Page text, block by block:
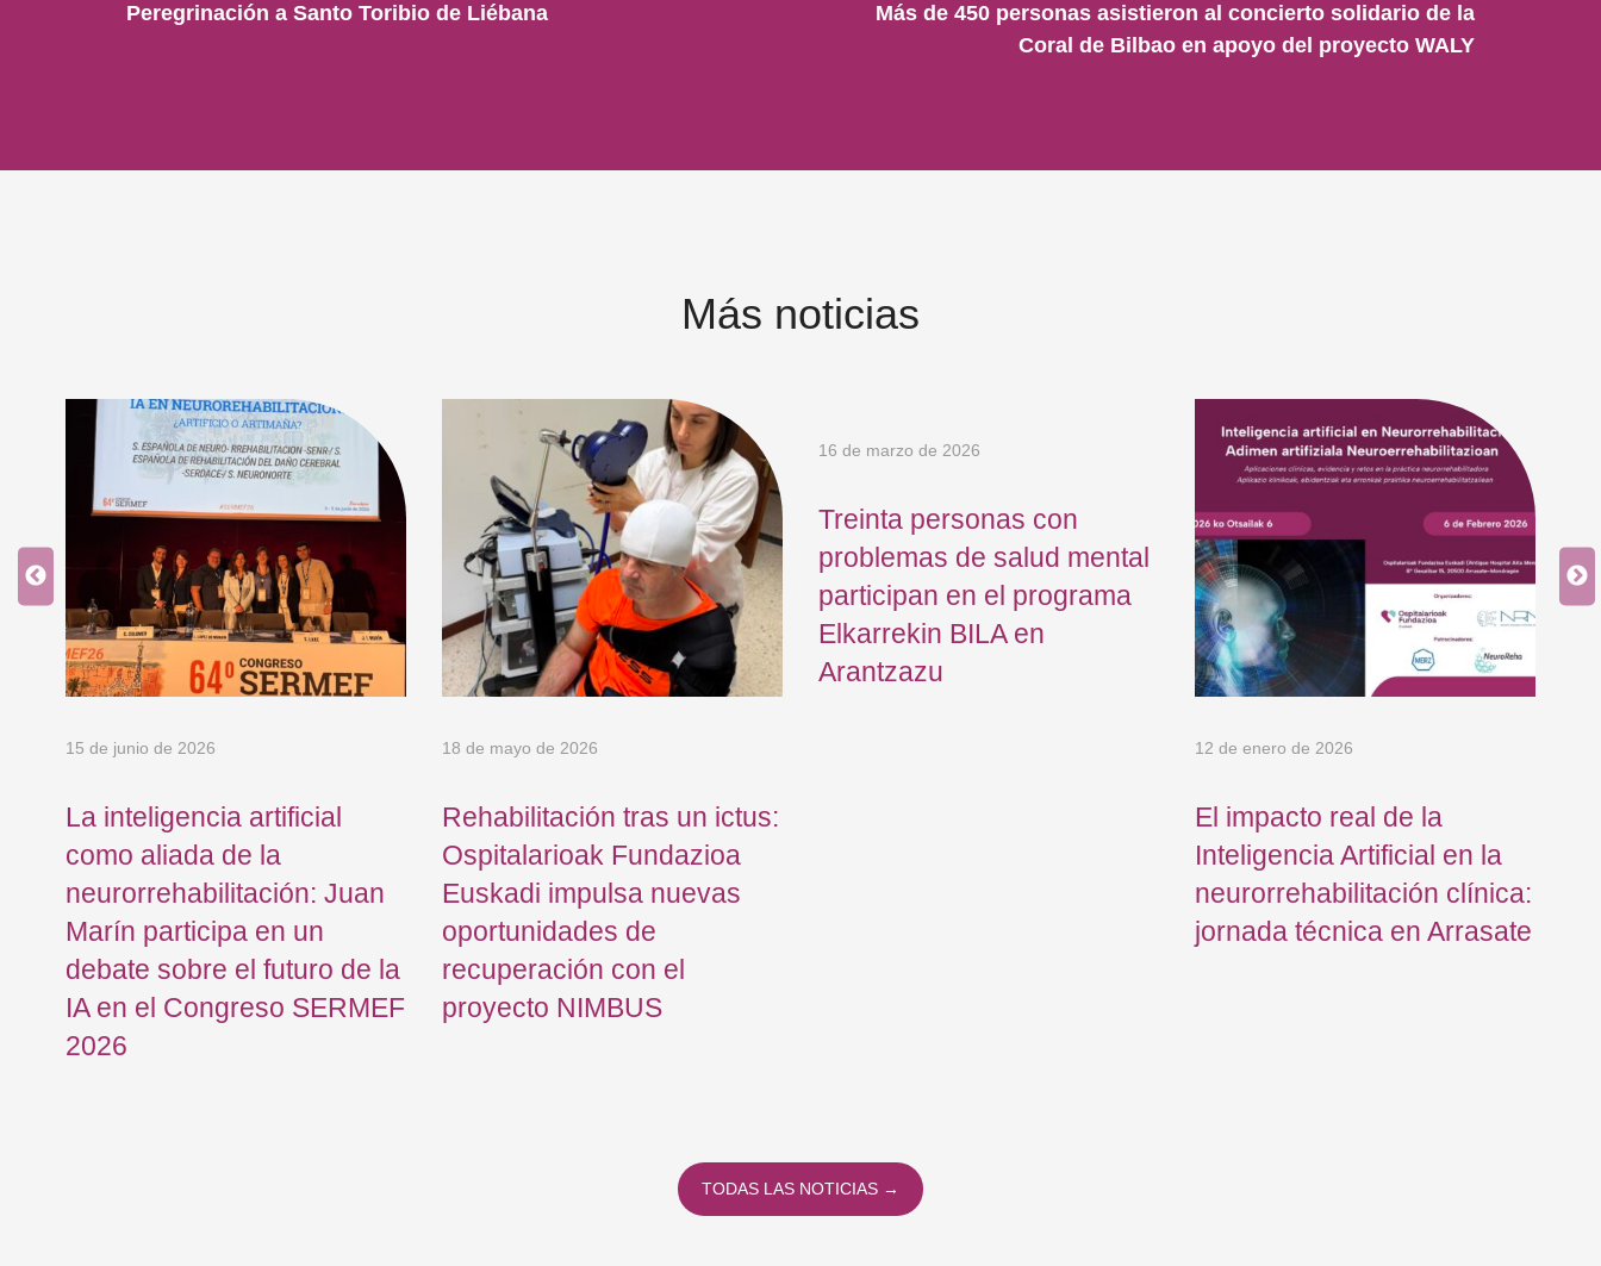
Peregrinación a Santo Toribio de Liébana
Más de 450 personas asistieron al concierto solidario de la
Coral de Bilbao en apoyo del proyecto WALY
Más noticias
15 de junio de 2026
La inteligencia artificial
como aliada de la
neurorrehabilitación: Juan
Marín participa en un
debate sobre el futuro de la
IA en el Congreso SERMEF
2026
18 de mayo de 2026
Rehabilitación tras un ictus:
Ospitalarioak Fundazioa
Euskadi impulsa nuevas
oportunidades de
recuperación con el
proyecto NIMBUS
16 de marzo de 2026
Treinta personas con
problemas de salud mental
participan en el programa
Elkarrekin BILA en
Arantzazu
12 de enero de 2026
El impacto real de la
Inteligencia Artificial en la
neurorrehabilitación clínica:
jornada técnica en Arrasate
TODAS LAS NOTICIAS →